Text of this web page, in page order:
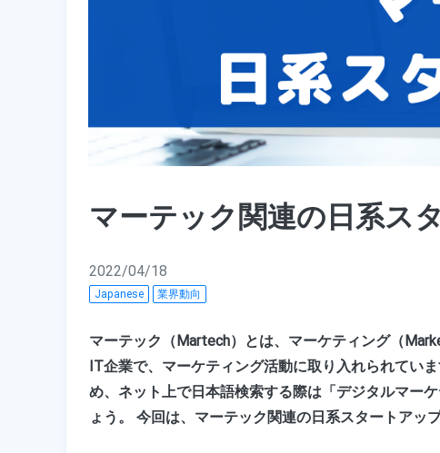
マーテック関連の日系ス
2022/04/18
Japanese 業界動向
マーテック（Martech）とは、マーケティング（
IT企業で、マーケティング活動に取り入れられてい
め、ネット上で日本語検索する際は「デジタルマー
ょう。 今回は、マーテック関連の日系スタートアッ